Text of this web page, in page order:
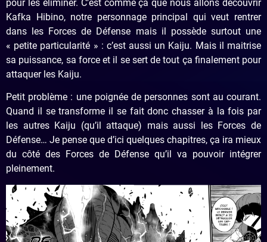
pour les éliminer. C’est comme ça que nous allons découvrir
Kafka Hibino, notre personnage principal qui veut rentrer
dans les Forces de Défense mais il possède surtout une
« petite particularité » : c’est aussi un Kaiju. Mais il maitrise
sa puissance, sa force et il se sert de tout ça finalement pour
attaquer les Kaiju.
Petit problème : une poignée de personnes sont au courant.
Quand il se transforme il se fait donc chasser à la fois par
les autres Kaiju (qu’il attaque) mais aussi les Forces de
Défense… Je pense que d’ici quelques chapitres, ça ira mieux
du côté des Forces de Défense qu’il va pouvoir intégrer
pleinement.